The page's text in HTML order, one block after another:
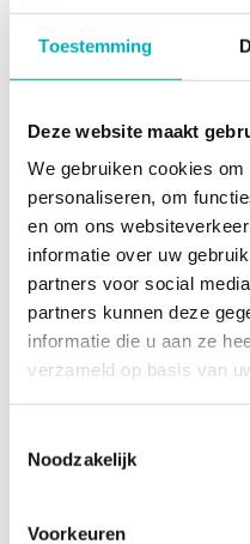
Toestemming
Deze website maakt
We gebruiken cookies
personaliseren, om
en om ons
informatie over uw
partners voor social
partners kunnen deze
informatie die u aan ze
verzameld op basis van
Noodzakelijk
Voorkeuren
Alles wordt duidelijk
over het retourproces is
service en zorg!
Gerrie Mol
4 weken geleden
Goede communicatie,
Ik heb anderhalve dag in
onze baby niet in het bad
1 maand geleden